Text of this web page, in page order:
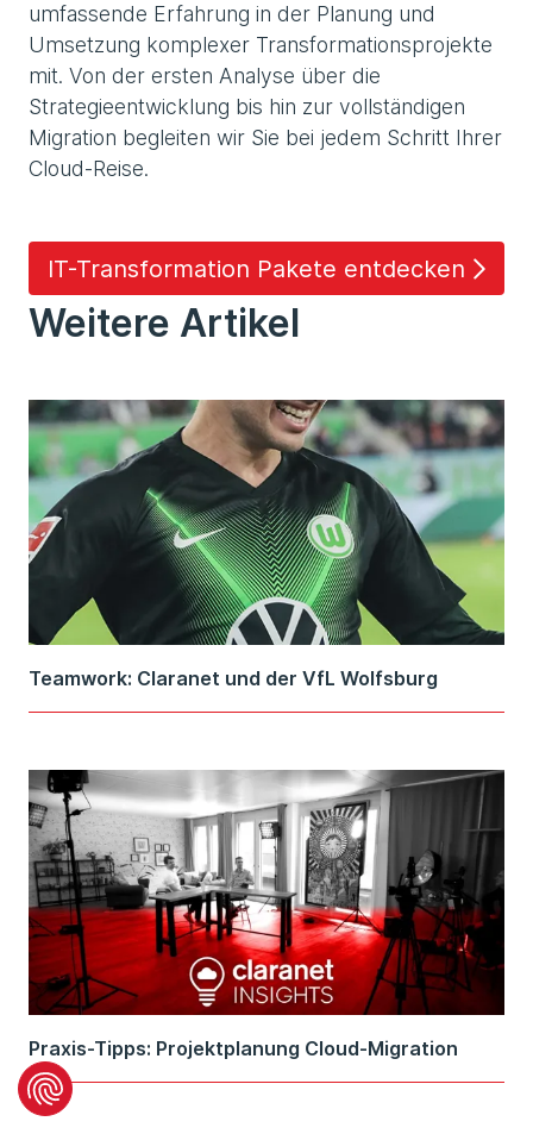
umfassende Erfahrung in der Planung und
Umsetzung komplexer Transformationsprojekte
mit. Von der ersten Analyse über die
Strategieentwicklung bis hin zur vollständigen
Migration begleiten wir Sie bei jedem Schritt Ihrer
Cloud-Reise.
IT-Transformation Pakete entdecken
Weitere Artikel
Teamwork: Claranet und der VfL Wolfsburg
Praxis-Tipps: Projektplanung Cloud-Migration